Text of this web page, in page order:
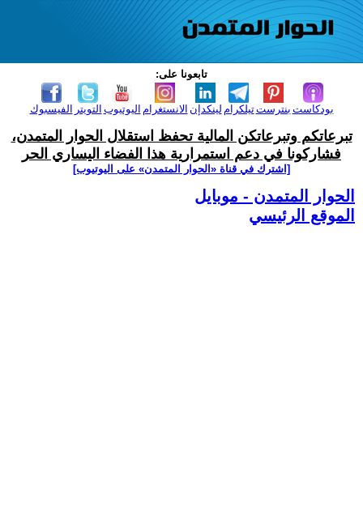
تابعونا على:
الفيسبوك التويتر اليوتيوب الانستغرام لينكدإن تيلكرامبنترست بودكاست
تبرعاتكم وتبرعاتكن المالية تحفظ استقلال الحوار المتمدن،
فشاركونا في دعم استمرارية هذا الفضاء اليساري الحر
[اشترك في قناة ‫«الحوار المتمدن» على اليوتيوب]
الحوار المتمدن - موبايل
الموقع الرئيسي